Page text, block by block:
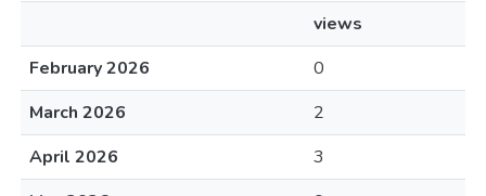
views
February 2026
0
March 2026
2
April 2026
3